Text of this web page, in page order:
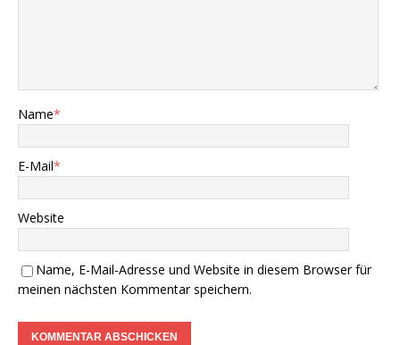
Name*
E-Mail*
Website
Name, E-Mail-Adresse und Website in diesem Browser für
meinen nächsten Kommentar speichern.